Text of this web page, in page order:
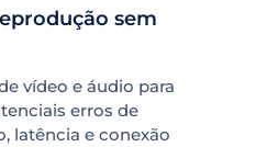
sem
vídeo e áudio para
erros de
latência e conexão